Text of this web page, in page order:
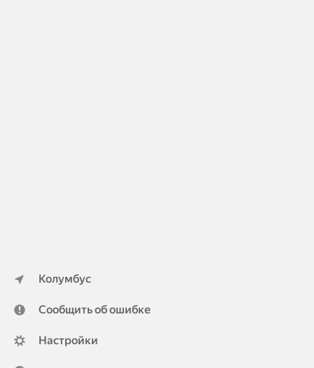
Колумбус
Сообщить об ошибке
Настройки